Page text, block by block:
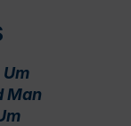
Man